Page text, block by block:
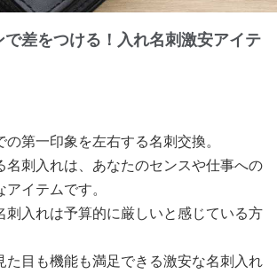
で差をつける！入れ名刺激安アイテ
第一印象を左右する名刺交換。
名刺入れは、あなたのセンスや仕事への
イテムです。
刺入れは予算的に厳しいと感じている方
た目も機能も満足できる激安な名刺入れ